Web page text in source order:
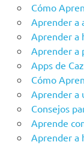
Cómo
Aprender a
Aprender a
Aprender a
Apps de
Cómo
Aprender a
Consejos
Aprende
Aprender a